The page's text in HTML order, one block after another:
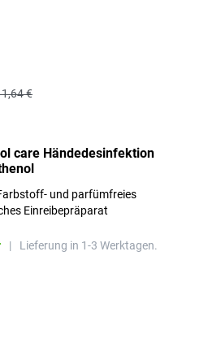
€
care Händedesinfektion
und parfümfreies
Einreibepräparat
| Lieferung in 1-3 Werktagen.